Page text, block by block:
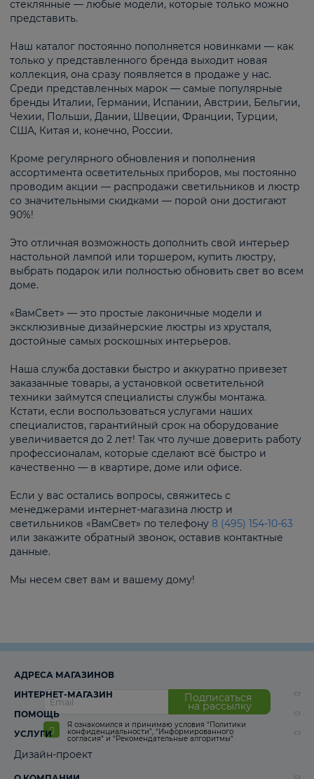
стеклянные — любые модели, которые только можно
представить.
Наш каталог постоянно пополняется новинками — как
только у представленного бренда выходит новая
коллекция, она сразу появляется в продаже у нас.
Среди представленных марок — самые популярные
бренды Италии, Германии, Испании, Австрии, Бельгии,
Чехии, Польши, Дании, Швеции, Франции, Турции,
США, Китая и, конечно, России.
Кроме регулярного обновления и пополнения
ассортимента осветительных приборов, мы постоянно
проводим акции — распродажи светильников и люстр
со значительными скидками — порой они достигают
90%!
Это отличная возможность дополнить свой интерьер
настольной лампой или торшером, купить люстру,
выбрать подарок или полностью обновить свет во всем
доме.
«ВамСвет» — это простые лаконичные модели и
эксклюзивные дизайнерские люстры из хрусталя,
достойные самых роскошных интерьеров.
Наша служба доставки быстро и аккуратно привезет
заказанные товары, а установкой осветительной
техники займутся специалисты службы монтажа.
Кстати, если воспользоваться услугами наших
специалистов, гарантийный срок на оборудование
увеличивается до 2 лет! Так что лучше доверить работу
профессионалам, которые сделают всё быстро и
качественно — в квартире, доме или офисе.
Если у вас остались вопросы, свяжитесь с
менеджерами интернет-магазина люстр и
светильников «ВамСвет» по телефону 8 (495) 154-10-63
или закажите обратный звонок, оставив контактные
данные.
Мы несем свет вам и вашему дому!
Подписаться
на рассылку
Я ознакомился и принимаю условия “Политики
конфиденциальности”, “Информированного
согласия“ и “Рекомендательные алгоритмы“
АДРЕСА МАГАЗИНОВ
ИНТЕРНЕТ-МАГАЗИН
ПОМОЩЬ
УСЛУГИ
Дизайн-проект